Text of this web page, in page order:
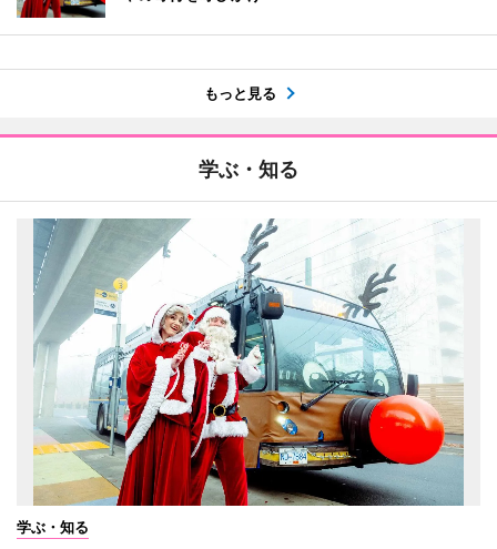
もっと見る
学ぶ・知る
学ぶ・知る